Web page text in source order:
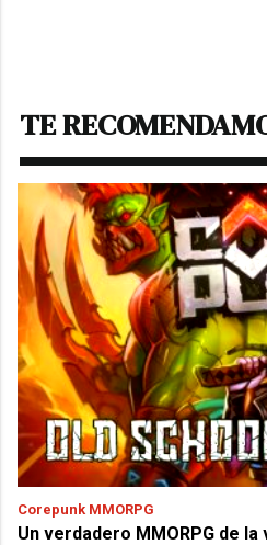
TE
Corepunk MMORPG
Un verdadero MMORPG de